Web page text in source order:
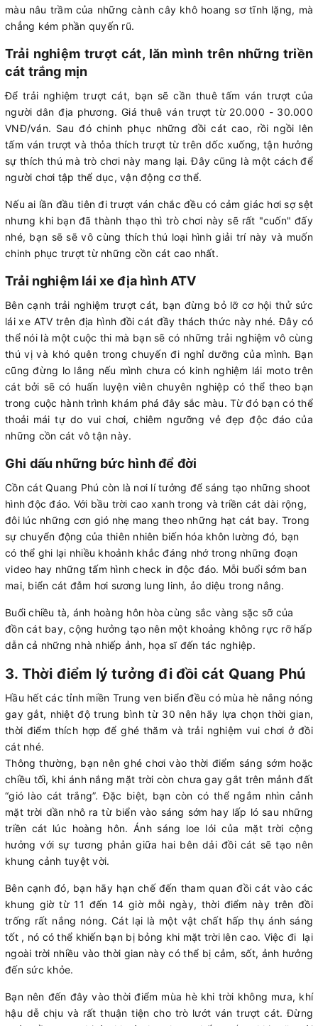
màu nâu trầm của những cành cây khô hoang sơ tĩnh lặng, mà
chẳng kém phần quyến rũ.
Trải nghiệm trượt cát, lăn mình trên những triền
cát trắng mịn
Để trải nghiệm trượt cát, bạn sẽ cần thuê tấm ván trượt của
người dân địa phương. Giá thuê ván trượt từ 20.000 - 30.000
VNĐ/ván. Sau đó chinh phục những đồi cát cao, rồi ngồi lên
tấm ván trượt và thỏa thích trượt từ trên dốc xuống, tận hưởng
sự thích thú mà trò chơi này mang lại. Đây cũng là một cách để
người chơi tập thể dục, vận động cơ thể.
Nếu ai lần đầu tiên đi trượt ván chắc đều có cảm giác hơi sợ sệt
nhưng khi bạn đã thành thạo thì trò chơi này sẽ rất "cuốn" đấy
nhé, bạn sẽ sẽ vô cùng thích thú loại hình giải trí này và muốn
chinh phục trượt từ những cồn cát cao nhất.
Trải nghiệm lái xe địa hình ATV
Bên cạnh trải nghiệm trượt cát, bạn đừng bỏ lỡ cơ hội thử sức
lái xe ATV trên địa hình đồi cát đầy thách thức này nhé. Đây có
thể nói là một cuộc thi mà bạn sẽ có những trải nghiệm vô cùng
thú vị và khó quên trong chuyến đi nghỉ dưỡng của mình. Bạn
cũng đừng lo lắng nếu mình chưa có kinh nghiệm lái moto trên
cát bởi sẽ có huấn luyện viên chuyên nghiệp có thể theo bạn
trong cuộc hành trình khám phá đây sắc màu. Từ đó bạn có thể
thoải mái tự do vui chơi, chiêm ngưỡng vẻ đẹp độc đáo của
những cồn cát vô tận này.
Ghi dấu những bức hình để đời
Cồn cát Quang Phú còn là nơi lí tưởng để sáng tạo những shoot
hình độc đáo. Với bầu trời cao xanh trong và triền cát dài rộng,
đôi lúc những cơn gió nhẹ mang theo những hạt cát bay. Trong
sự chuyển động của thiên nhiên biến hóa khôn lường đó, bạn
có thể ghi lại nhiều khoảnh khắc đáng nhớ trong những đoạn
video hay những tấm hình check in độc đáo. Mỗi buổi sớm ban
mai, biển cát đẫm hơi sương lung linh, ảo diệu trong nắng.
Buổi chiều tà, ánh hoàng hôn hòa cùng sắc vàng sặc sỡ của
đồn cát bay, cộng hưởng tạo nên một khoảng không rực rỡ hấp
dẫn cả những nhà nhiếp ảnh, họa sĩ đến tác nghiệp.
3. Thời điểm lý tưởng đi đồi cát Quang Phú
Hầu hết các tỉnh miền Trung ven biển đều có mùa hè nắng nóng
gay gắt, nhiệt độ trung bình từ 30 nên hãy lựa chọn thời gian,
thời điểm thích hợp để ghé thăm và trải nghiệm vui chơi ở đồi
cát nhé.
Thông thường, bạn nên ghé chơi vào thời điểm sáng sớm hoặc
chiều tối, khi ánh nắng mặt trời còn chưa gay gắt trên mảnh đất
“gió lào cát trắng”. Đặc biệt, bạn còn có thể ngắm nhìn cảnh
mặt trời dần nhô ra từ biển vào sáng sớm hay lấp ló sau những
triền cát lúc hoàng hôn. Ánh sáng loe lói của mặt trời cộng
hưởng với sự tương phản giữa hai bên dải đồi cát sẽ tạo nên
khung cảnh tuyệt vời.
Bên cạnh đó, bạn hãy hạn chế đến tham quan đồi cát vào các
khung giờ từ 11 đến 14 giờ mỗi ngày, thời điểm này trên đồi
trống rất nắng nóng. Cát lại là một vật chất hấp thụ ánh sáng
tốt , nó có thể khiến bạn bị bỏng khi mặt trời lên cao. Việc đi lại
ngoài trời nhiều vào thời gian này có thể bị cảm, sốt, ảnh hưởng
đến sức khỏe.
Bạn nên đến đây vào thời điểm mùa hè khi trời không mưa, khí
hậu dễ chịu và rất thuận tiện cho trò lướt ván trượt cát. Đừng